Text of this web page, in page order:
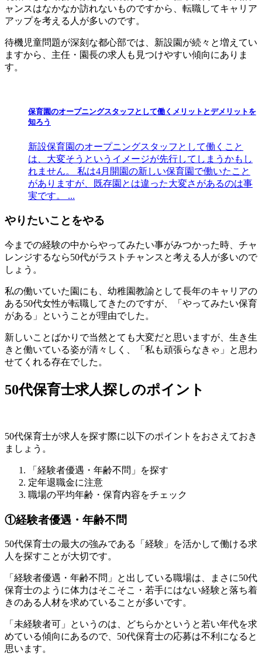
ャンスはなかなか訪れないものですから、転職してキャリア
アップを考える人が多いのです。
待機児童問題が深刻な都心部では、新設園が続々と増えてい
ますから、主任・園長の求人も見つけやすい傾向にありま
す。
保育園のオープニングスタッフとして働くメリットとデメリットを
知ろう
新設保育園のオープニングスタッフとして働くこと
は、大変そうというイメージが先行してしまうかもし
れません。 私は4月開園の新しい保育園で働いたこと
がありますが、既存園とは違った大変さがあるのは事
実です。 ...
やりたいことをやる
今までの経験の中からやってみたい事がみつかった時、チャ
レンジするなら50代がラストチャンスと考える人が多いので
しょう。
私の働いていた園にも、幼稚園教諭として長年のキャリアの
ある50代女性が転職してきたのですが、「やってみたい保育
がある」ということが理由でした。
新しいことばかりで当然とても大変だと思いますが、生き生
きと働いている姿が清々しく、「私も頑張らなきゃ」と思わ
せてくれる存在でした。
50代保育士求人探しのポイント
50代保育士が求人を探す際に以下のポイントをおさえておき
ましょう。
「経験者優遇・年齢不問」を探す
定年退職金に注意
職場の平均年齢・保育内容をチェック
①経験者優遇・年齢不問
50代保育士の最大の強みである 「経験」
を活かして働ける求
人を探すことが大切です。
「経験者優遇・年齢不問」
と出している職場は、まさに50代
保育士のように体力はそこそこ・若手にはない経験と落ち着
きのある人材を求めていることが多いです。
「未経験者可」というのは、どちらかというと若い年代を求
めている傾向にあるので、50代保育士の応募は不利になると
思います。